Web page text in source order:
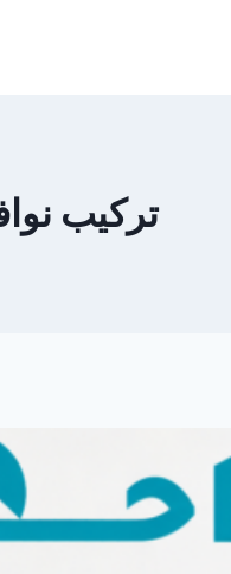
تركيب نوافذ